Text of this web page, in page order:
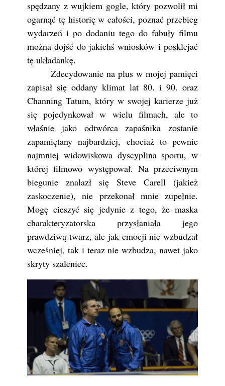
spędzany z wujkiem gogle, który pozwolił mi
ogarnąć tę historię w całości, poznać przebieg
wydarzeń i po dodaniu tego do fabuły filmu
można dojść do jakichś wniosków i posklejać
tę układankę.
Zdecydowanie na plus w mojej pamięci
zapisał się oddany klimat lat 80. i 90. oraz
Channing Tatum, który w swojej karierze już
się pojedynkował w wielu filmach, ale to
właśnie jako odtwórca zapaśnika zostanie
zapamiętany najbardziej, chociaż to pewnie
najmniej widowiskowa dyscyplina sportu, w
której filmowo występował. Na przeciwnym
biegunie znalazł się Steve Carell (jakież
zaskoczenie), nie przekonał mnie zupełnie.
Mogę cieszyć się jedynie z tego, że maska
charakteryzatorska przysłaniała jego
prawdziwą twarz, ale jak emocji nie wzbudzał
wcześniej, tak i teraz nie wzbudza, nawet jako
skryty szaleniec.